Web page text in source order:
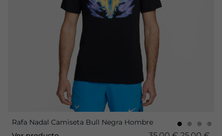
Rafa Nadal Camiseta Bull Negra Hombre